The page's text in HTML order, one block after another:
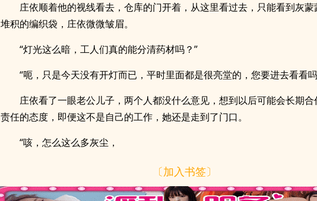
庄依顺着他的视线看去，仓库的门开着，从这里看过去，只能看到灰蒙
堆积的编织袋，庄依微微皱眉。
“灯光这么暗，工人们真的能分清药材吗？”
“呃，只是今天没有开灯而已，平时里面都是很亮堂的，您要进去看看
庄依看了一眼老公儿子，两个人都没什么意见，想到以后可能会长期合
责任的态度，即便这不是自己的工作，她还是走到了门口。
“咳，怎么这么多灰尘，
〔加入书签〕